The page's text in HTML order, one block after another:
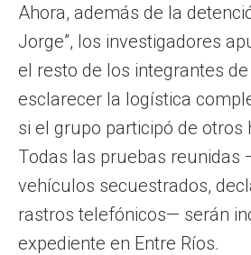
Ahora, además de la
Jorge”, los investigadores
el resto de los integrantes
esclarecer la logística
si el grupo participó de otros
Todas las pruebas reunidas
vehículos secuestrados,
rastros telefónicos— serán
expediente en Entre Ríos.